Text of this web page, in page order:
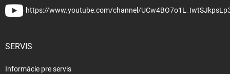
https://www.youtube.com/channel/
SERVIS
Informácie pre servis